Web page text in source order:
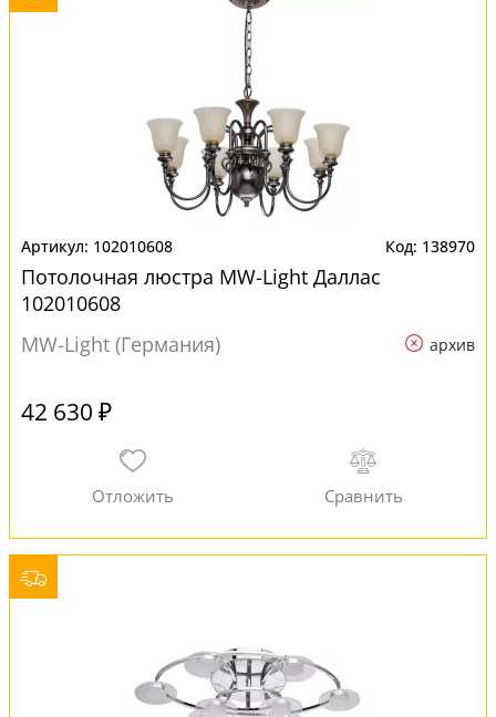
102010608 138970
Потолочная люстра MW-Light Даллас
102010608
MW-Light (Германия)
архив
42 630 ₽